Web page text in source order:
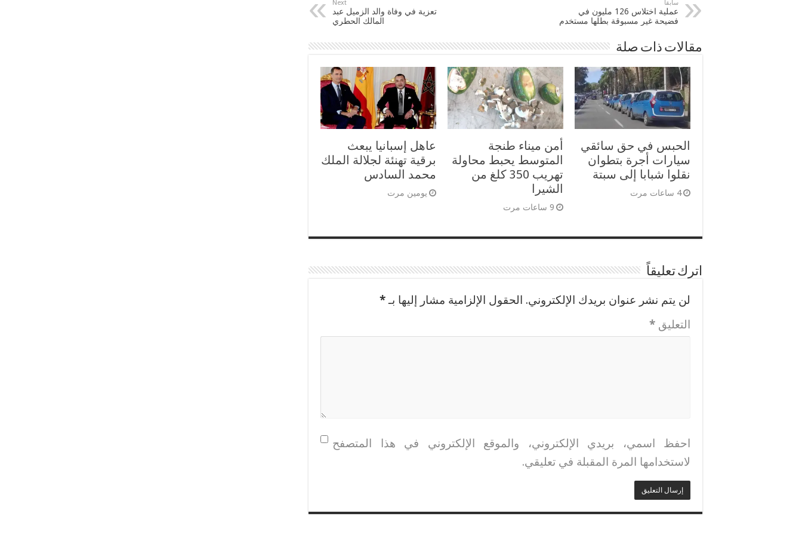
سابقا
عملية اختلاس 126 مليون في
فضيحة غير مسبوقة بطلها مستخدم
Next
تعزية في وفاة والد الزميل عبد
المالك الحطري
مقالات ذات صلة
الحبس في حق سائقي
سيارات أجرة بتطوان
نقلوا شبابا إلى سبتة
4 ساعات مرت
أمن ميناء طنجة
المتوسط يحبط محاولة
تهريب 350 كلغ من
الشيرا
9 ساعات مرت
عاهل إسبانيا يبعث
برقية تهنئة لجلالة الملك
محمد السادس
يومين مرت
اترك تعليقاً
لن يتم نشر عنوان بريدك الإلكتروني. الحقول الإلزامية مشار إليها بـ*
التعليق *
احفظ اسمي، بريدي الإلكتروني، والموقع الإلكتروني في هذا المتصفح
لاستخدامها المرة المقبلة في تعليقي.